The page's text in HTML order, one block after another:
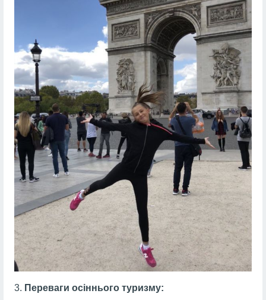
Переваги осіннього туризму: